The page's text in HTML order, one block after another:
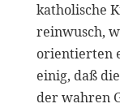
katholische
reinwusch,
orientierten
einig, daß
der wahren